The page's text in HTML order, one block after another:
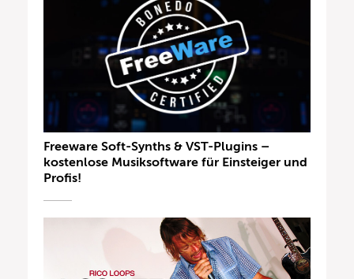
Freeware Soft-Synths & VST-Plugins –
kostenlose Musiksoftware für Einsteiger und
Profis!